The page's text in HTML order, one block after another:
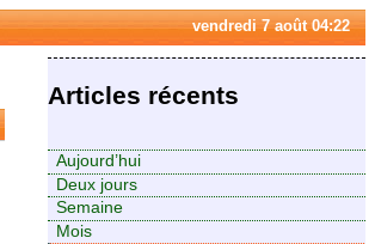
vendredi 7 août 04:22
Articles récents
Aujourd’hui
Deux jours
Semaine
Mois